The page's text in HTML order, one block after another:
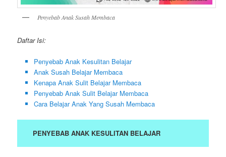
Penyebab Anak Susah Membaca
Daftar Isi:
Penyebab Anak Kesulitan Belajar
Anak Susah Belajar Membaca
Kenapa Anak Sulit Belajar Membaca
Penyebab Anak Sulit Belajar Membaca
Cara Belajar Anak Yang Susah Membaca
PENYEBAB ANAK KESULITAN BELAJAR